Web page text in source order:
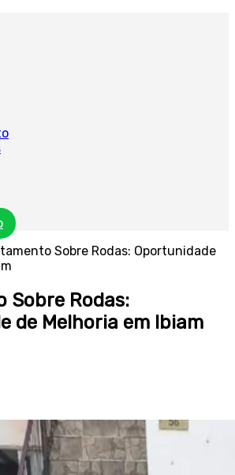
Sobre Rodas: Oportunidade
Sobre Rodas:
de Melhoria em Ibiam